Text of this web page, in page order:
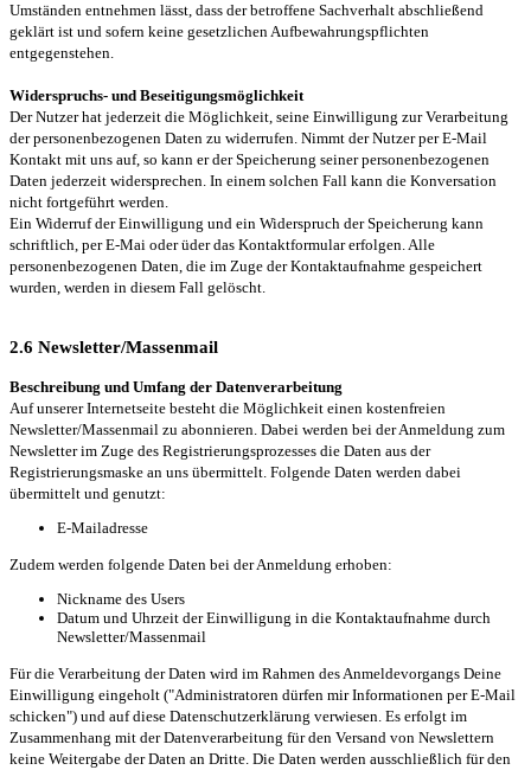
Umständen entnehmen lässt, dass der betroffene Sachverhalt abschließend
geklärt ist und sofern keine gesetzlichen Aufbewahrungspflichten
entgegenstehen.
Widerspruchs- und Beseitigungsmöglichkeit
Der Nutzer hat jederzeit die Möglichkeit, seine Einwilligung zur Verarbeitung
der personenbezogenen Daten zu widerrufen. Nimmt der Nutzer per E-Mail
Kontakt mit uns auf, so kann er der Speicherung seiner personenbezogenen
Daten jederzeit widersprechen. In einem solchen Fall kann die Konversation
nicht fortgeführt werden.
Ein Widerruf der Einwilligung und ein Widerspruch der Speicherung kann
schriftlich, per E-Mai oder üder das Kontaktformular erfolgen. Alle
personenbezogenen Daten, die im Zuge der Kontaktaufnahme gespeichert
wurden, werden in diesem Fall gelöscht.
2.6 Newsletter/Massenmail
Beschreibung und Umfang der Datenverarbeitung
Auf unserer Internetseite besteht die Möglichkeit einen kostenfreien
Newsletter/Massenmail zu abonnieren. Dabei werden bei der Anmeldung zum
Newsletter im Zuge des Registrierungsprozesses die Daten aus der
Registrierungsmaske an uns übermittelt. Folgende Daten werden dabei
übermittelt und genutzt:
E-Mailadresse
Zudem werden folgende Daten bei der Anmeldung erhoben:
Nickname des Users
Datum und Uhrzeit der Einwilligung in die Kontaktaufnahme durch
Newsletter/Massenmail
Für die Verarbeitung der Daten wird im Rahmen des Anmeldevorgangs Deine
Einwilligung eingeholt ("Administratoren dürfen mir Informationen per E-Mail
schicken") und auf diese Datenschutzerklärung verwiesen. Es erfolgt im
Zusammenhang mit der Datenverarbeitung für den Versand von Newslettern
keine Weitergabe der Daten an Dritte. Die Daten werden ausschließlich für den